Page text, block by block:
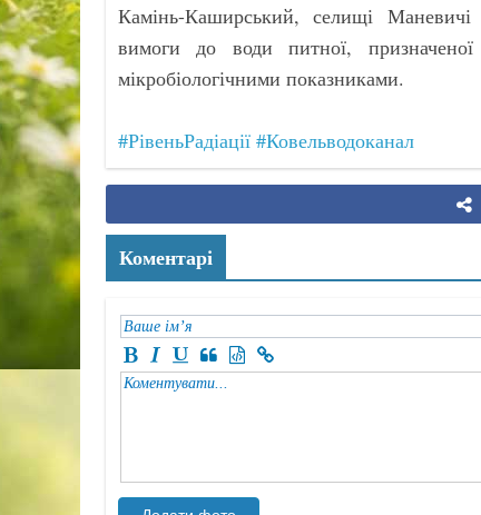
Камінь-Каширський, селищі Маневичі
вимоги до води питної,
мікробіологічними показниками.
#РівеньРадіації #Ковельводоканал
Коментарі